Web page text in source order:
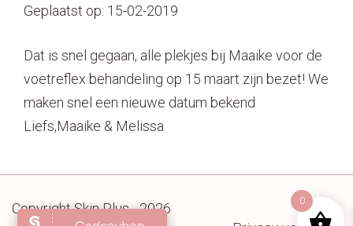
Geplaatst op: 15-02-2019
Dat is snel gegaan, alle plekjes bij Maaike voor de
voetreflex behandeling op 15 maart zijn bezet! We
maken snel een nieuwe datum bekend️
Liefs,Maaike & Melissa
Copyright Skin Plus - 2026
0